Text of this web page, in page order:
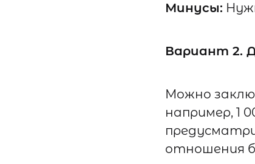
Минусы:
Вариант 2.
Можно
например, 1
отношения